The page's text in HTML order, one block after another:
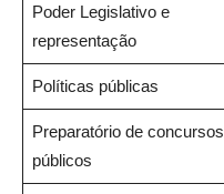
Poder Legislativo e
representação
Políticas públicas
Preparatório de concursos
públicos